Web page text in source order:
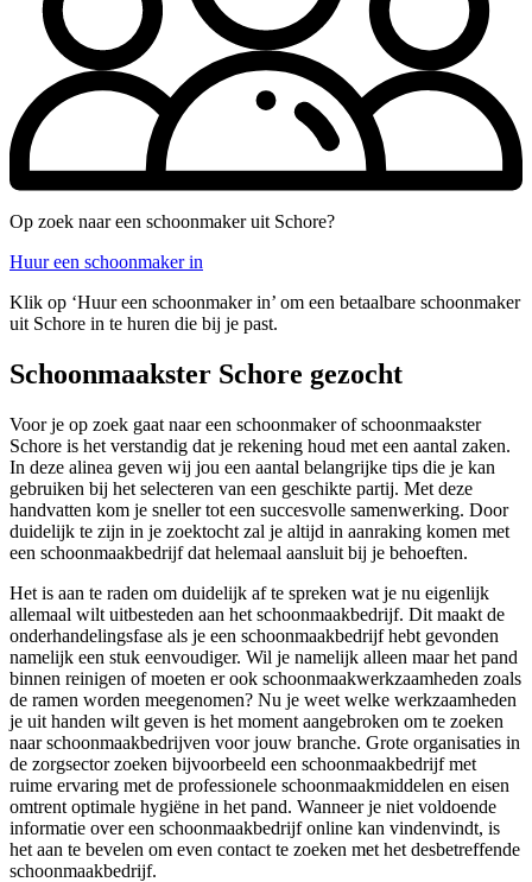
Op zoek naar een schoonmaker uit Schore?
Huur een schoonmaker in
Klik op ‘Huur een schoonmaker in’ om een betaalbare schoonmaker
uit Schore in te huren die bij je past.
Schoonmaakster Schore gezocht
Voor je op zoek gaat naar een schoonmaker of schoonmaakster
Schore is het verstandig dat je rekening houd met een aantal zaken.
In deze alinea geven wij jou een aantal belangrijke tips die je kan
gebruiken bij het selecteren van een geschikte partij. Met deze
handvatten kom je sneller tot een succesvolle samenwerking. Door
duidelijk te zijn in je zoektocht zal je altijd in aanraking komen met
een schoonmaakbedrijf dat helemaal aansluit bij je behoeften.
Het is aan te raden om duidelijk af te spreken wat je nu eigenlijk
allemaal wilt uitbesteden aan het schoonmaakbedrijf. Dit maakt de
onderhandelingsfase als je een schoonmaakbedrijf hebt gevonden
namelijk een stuk eenvoudiger. Wil je namelijk alleen maar het pand
binnen reinigen of moeten er ook schoonmaakwerkzaamheden zoals
de ramen worden meegenomen? Nu je weet welke werkzaamheden
je uit handen wilt geven is het moment aangebroken om te zoeken
naar schoonmaakbedrijven voor jouw branche. Grote organisaties in
de zorgsector zoeken bijvoorbeeld een schoonmaakbedrijf met
ruime ervaring met de professionele schoonmaakmiddelen en eisen
omtrent optimale hygiëne in het pand. Wanneer je niet voldoende
informatie over een schoonmaakbedrijf online kan vindenvindt, is
het aan te bevelen om even contact te zoeken met het desbetreffende
schoonmaakbedrijf.